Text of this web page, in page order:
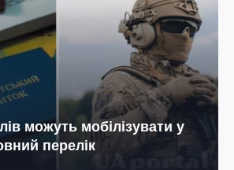
можуть мобілізувати у
перелік